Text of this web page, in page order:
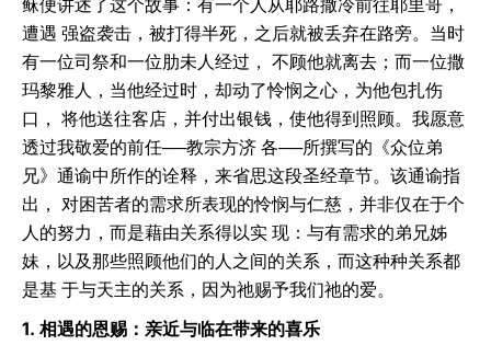
稣便讲述了这个故事：有一个人从耶路撒冷前往耶里哥，
遭遇 强盗袭击，被打得半死，之后就被丢弃在路旁。当时
有一位司祭和一位肋未人经过， 不顾他就离去；而一位撒
玛黎雅人，当他经过时，却动了怜悯之心，为他包扎伤
口， 将他送往客店，并付出银钱，使他得到照顾。我愿意
透过我敬爱的前任──教宗方济 各──所撰写的《众位弟
兄》通谕中所作的诠释，来省思这段圣经章节。该通谕指
出， 对困苦者的需求所表现的怜悯与仁慈，并非仅在于个
人的努力，而是藉由关系得以实 现：与有需求的弟兄姊
妹，以及那些照顾他们的人之间的关系，而这种种关系都
是基 于与天主的关系，因为祂赐予我们祂的爱。
1. 相遇的恩赐：亲近与临在带来的喜乐